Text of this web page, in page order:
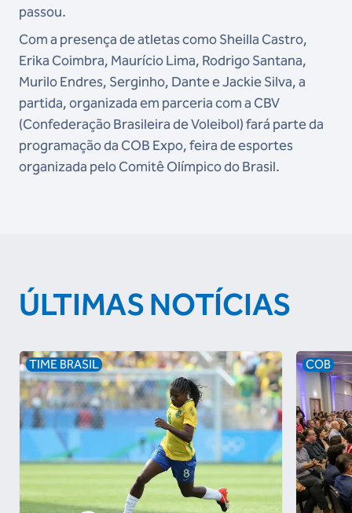
passou.
Com a presença de atletas como Sheilla Castro,
Erika Coimbra, Maurício Lima, Rodrigo Santana,
Murilo Endres, Serginho, Dante e Jackie Silva, a
partida, organizada em parceria com a CBV
(Confederação Brasileira de Voleibol) fará parte da
programação da COB Expo, feira de esportes
organizada pelo Comitê Olímpico do Brasil.
ÚLTIMAS NOTÍCIAS
TIME BRASIL COB